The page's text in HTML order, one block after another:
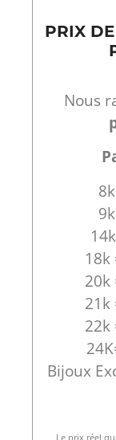
PRIX
Nous
18k
20k
21k
22k
Bijoux
Le prix réel